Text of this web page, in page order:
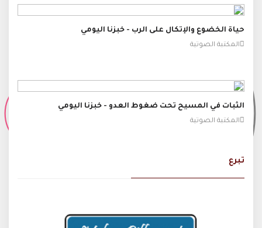
حياة الخضوع والإتكال على الرب - خبزنا اليومي
المكتبة الصوتية
الثبات في المسيح تحت ضغوط العدو - خبزنا اليومي
المكتبة الصوتية
تبرع